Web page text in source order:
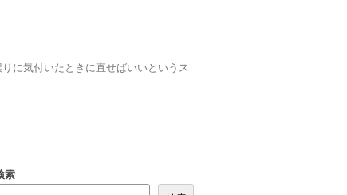
に気付いたときに直せばいいというス
索